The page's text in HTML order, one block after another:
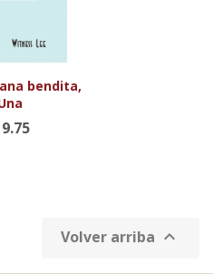
bendita,
Volver arriba 